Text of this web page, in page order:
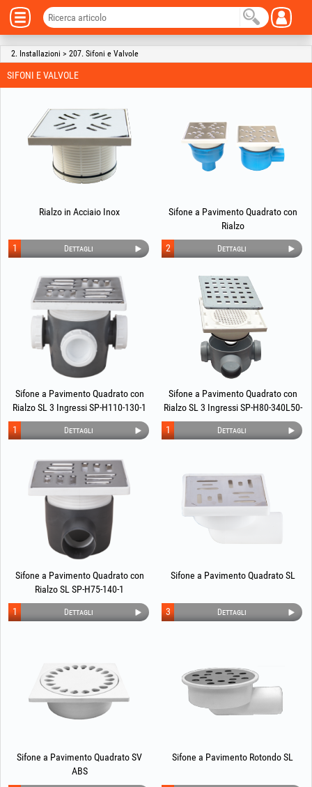
2. Installazioni > 207. Sifoni e Valvole
SIFONI E VALVOLE
Rialzo in Acciaio Inox
Dettagli
1
Sifone a Pavimento Quadrato con
Rialzo
Dettagli
2
Sifone a Pavimento Quadrato con
Rialzo SL 3 Ingressi SP-H110-130-1
Dettagli
1
Sifone a Pavimento Quadrato con
Rialzo SL 3 Ingressi SP-H80-340L50-
1
Dettagli
1
Sifone a Pavimento Quadrato con
Rialzo SL SP-H75-140-1
Dettagli
1
Sifone a Pavimento Quadrato SL
Dettagli
3
Sifone a Pavimento Quadrato SV
ABS
Sifone a Pavimento Rotondo SL